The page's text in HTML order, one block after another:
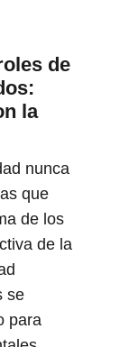
de
la
nunca
que
de los
de la
se
para